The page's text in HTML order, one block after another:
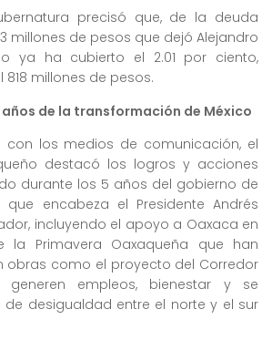
precisó que, de la deuda
millones de pesos que dejó Alejandro
ya ha cubierto el 2.01 por ciento,
818 millones de pesos.
de la transformación de México
con los medios de comunicación, el
destacó los logros y acciones
durante los 5 años del gobierno de
encabeza el Presidente Andrés
incluyendo el apoyo a Oaxaca en
Primavera Oaxaqueña que han
obras como el proyecto del Corredor
generen empleos, bienestar y se
desigualdad entre el norte y el sur